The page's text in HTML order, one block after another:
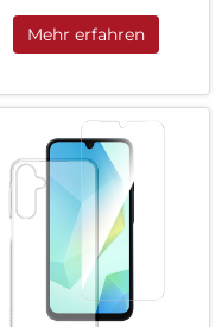
Mehr erfahren